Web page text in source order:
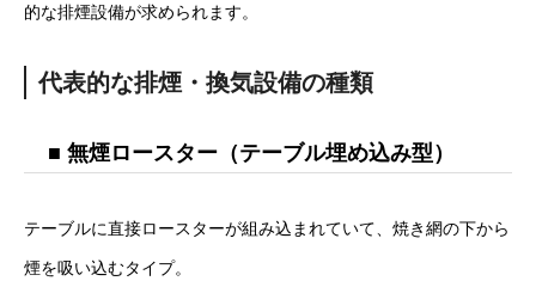
的な排煙設備が求められます。
代表的な排煙・換気設備の種類
■ 無煙ロースター（テーブル埋め込み型）
テーブルに直接ロースターが組み込まれていて、焼き網の下から
煙を吸い込むタイプ。